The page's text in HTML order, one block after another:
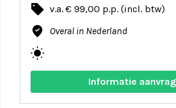
local_offer v.a. € 99,00 p.p. (incl. btw)
where_to_vote Overal in Nederland
wb_sunny
Informatie